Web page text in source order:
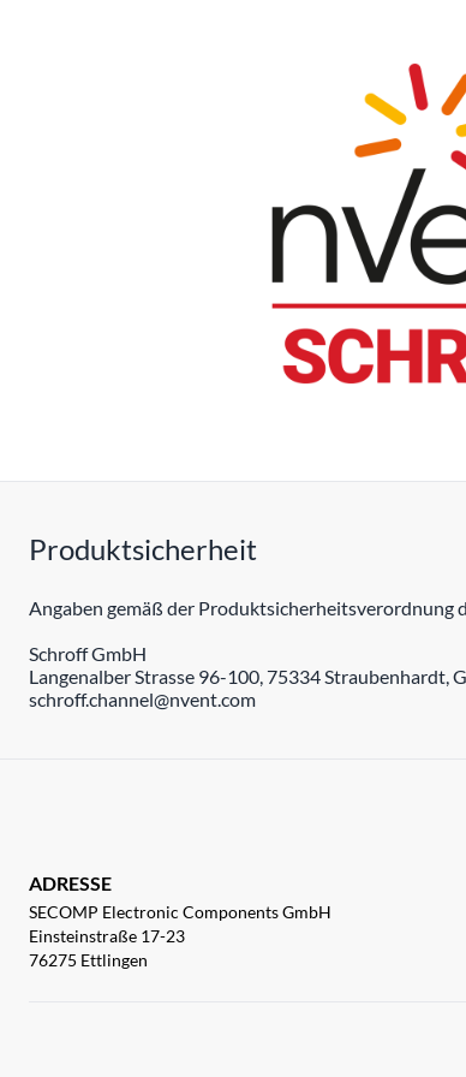
Produktsicherheit
Angaben gemäß der Produktsicherheitsverordnung
Schroff GmbH
Langenalber Strasse 96-100, 75334 Straubenhardt,
schroff.channel@nvent.com
ADRESSE
SECOMP Electronic Components GmbH
Einsteinstraße 17-23
76275 Ettlingen